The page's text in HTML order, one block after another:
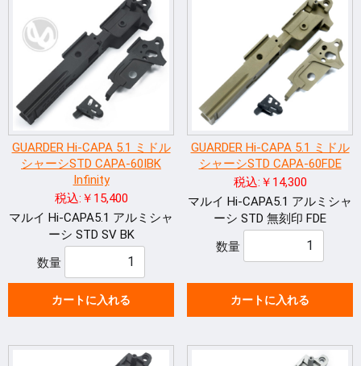
GUARDER Hi-CAPA 5.1 ミドル
シャーシSTD CAPA-60IBK
Infinity
税込:￥15,400
マルイ Hi-CAPA5.1 アルミシャ
ーシ STD SV BK
数量
カートに入れる
GUARDER Hi-CAPA 5.1 ミドル
シャーシSTD CAPA-60FDE
税込:￥14,300
マルイ Hi-CAPA5.1 アルミシャ
ーシ STD 無刻印 FDE
数量
カートに入れる